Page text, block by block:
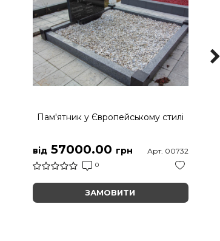
Пам'ятник у Європейському стилі
від57000.00 грн
0
Арт. 00732
ЗАМОВИТИ